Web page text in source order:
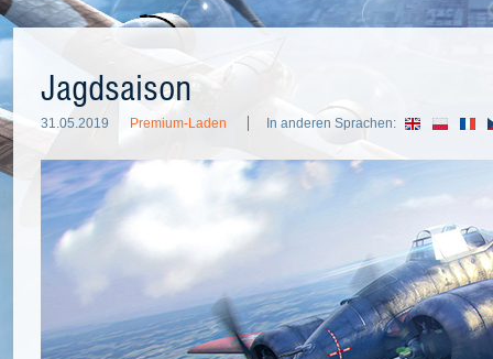
Jagdsaison
31.05.2019 Premium-Laden In anderen Sprachen: